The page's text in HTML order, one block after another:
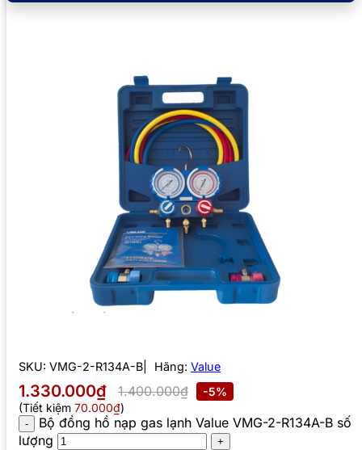
SKU: VMG-2-R134A-B Hãng: Value
1.330.000₫ 1.400.000₫
-5%
(Tiết kiệm 70.000₫)
Bộ đồng hồ nạp gas lạnh Value VMG-2-R134A-B số
lượng